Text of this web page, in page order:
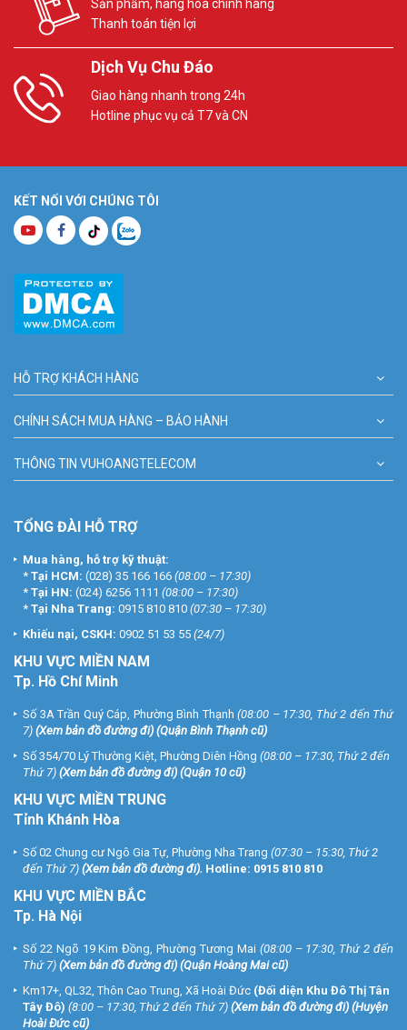
Sản phẩm, hàng hóa chính hãng
Thanh toán tiện lợi
Dịch Vụ Chu Đáo
Giao hàng nhanh trong 24h
Hotline phục vụ cả T7 và CN
KẾT NỐI VỚI CHÚNG TÔI
HỖ TRỢ KHÁCH HÀNG
CHÍNH SÁCH MUA HÀNG – BẢO HÀNH
THÔNG TIN VUHOANGTELECOM
TỔNG ĐÀI HỖ TRỢ
Mua hàng, hỗ trợ kỹ thuật:
* Tại HCM: (028) 35 166 166 (08:00 – 17:30)
* Tại HN: (024) 6256 1111 (08:00 – 17:30)
* Tại Nha Trang: 0915 810 810 (07:30 – 17:30)
Khiếu nại, CSKH: 0902 51 53 55 (24/7)
KHU VỰC MIỀN NAM
Tp. Hồ Chí Minh
Số 3A Trần Quý Cáp, Phường Bình Thạnh (08:00 – 17:30, Thứ 2 đến Thứ
7) (Xem bản đồ đường đi) (Quận Bình Thạnh cũ)
Số 354/70 Lý Thường Kiệt, Phường Diên Hồng (08:00 – 17:30, Thứ 2 đến
Thứ 7) (Xem bản đồ đường đi) (Quận 10 cũ)
KHU VỰC MIỀN TRUNG
Tỉnh Khánh Hòa
Số 02 Chung cư Ngô Gia Tự, Phường Nha Trang (07:30 – 15:30, Thứ 2
đến Thứ 7) (Xem bản đồ đường đi). Hotline: 0915 810 810
KHU VỰC MIỀN BẮC
Tp. Hà Nội
Số 22 Ngõ 19 Kim Đồng, Phường Tương Mai (08:00 – 17:30, Thứ 2 đến
Thứ 7) (Xem bản đồ đường đi) (Quận Hoàng Mai cũ)
Km17+, QL32, Thôn Cao Trung, Xã Hoài Đức (Đối diện Khu Đô Thị Tân
Tây Đô) (8:00 – 17:30, Thứ 2 đến Thứ 7) (Xem bản đồ đường đi) (Huyện
Hoài Đức cũ)